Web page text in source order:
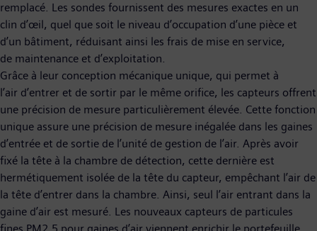
remplacé. Les sondes fournissent des mesures exactes en un
clin d’œil, quel que soit le niveau d’occupation d’une pièce et
d’un bâtiment, réduisant ainsi les frais de mise en service,
de maintenance et d’exploitation.
Grâce à leur conception mécanique unique, qui permet à
l’air d’entrer et de sortir par le même orifice, les capteurs offrent
une précision de mesure particulièrement élevée. Cette fonction
unique assure une précision de mesure inégalée dans les gaines
d’entrée et de sortie de l’unité de gestion de l’air. Après avoir
fixé la tête à la chambre de détection, cette dernière est
hermétiquement isolée de la tête du capteur, empêchant l’air de
la tête d’entrer dans la chambre. Ainsi, seul l’air entrant dans la
gaine d’air est mesuré. Les nouveaux capteurs de particules